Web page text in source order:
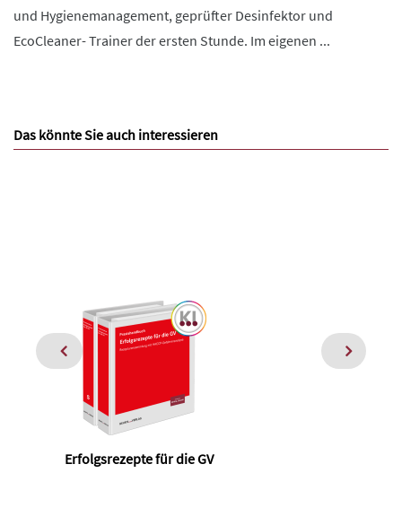
und Hygienemanagement, geprüfter Desinfektor und
EcoCleaner- Trainer der ersten Stunde. Im eigenen ...
Das könnte Sie auch interessieren
Erfolgsrezepte für die GV